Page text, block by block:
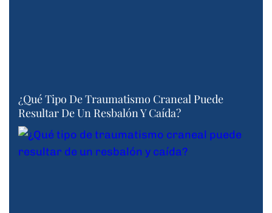
¿Qué Tipo De Traumatismo Craneal Puede
Resultar De Un Resbalón Y Caída?